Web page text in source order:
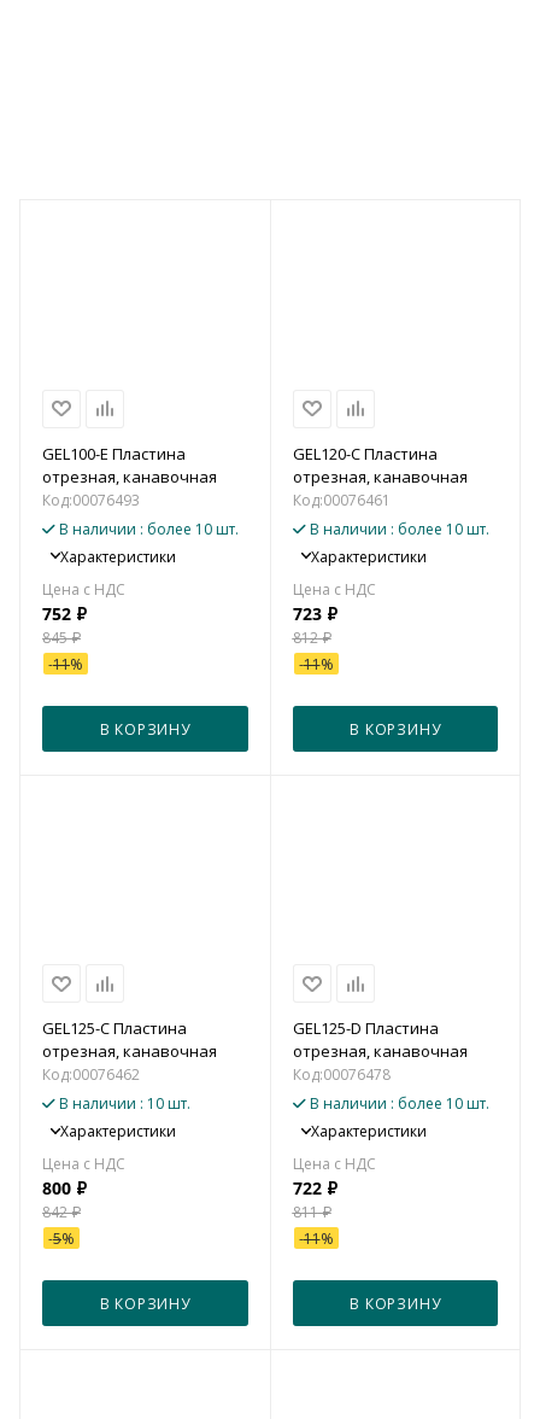
GEL100-E Пластина
отрезная, канавочная
Код:00076493
В наличии : более 10 шт.
Характеристики
752 ₽
845₽
-11%
В КОРЗИНУ
GEL120-C Пластина
отрезная, канавочная
Код:00076461
В наличии : более 10 шт.
Характеристики
723₽
812₽
-11%
В КОРЗИНУ
GEL125-C Пластина
отрезная, канавочная
Код:00076462
В наличии : 10 шт.
Характеристики
800 ₽
842₽
-5%
В КОРЗИНУ
GEL125-D Пластина
отрезная, канавочная
Код:00076478
В наличии : более 10 шт.
Характеристики
722₽
811₽
-11%
В КОРЗИНУ